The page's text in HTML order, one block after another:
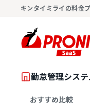
キンタイミライの料金
勤怠管理シス
おすすめ比較